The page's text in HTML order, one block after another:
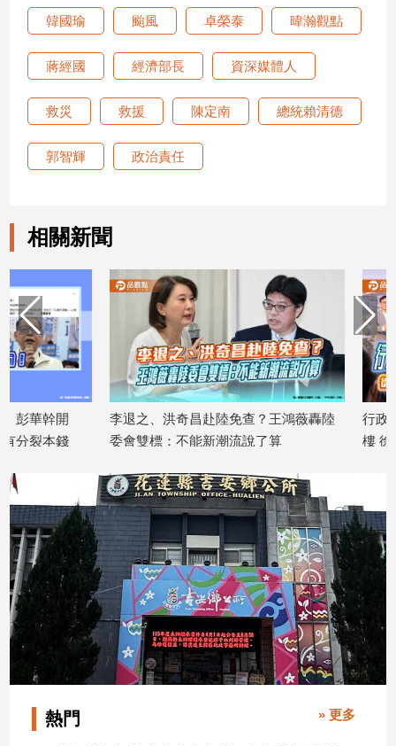
點
娛
樂
娛
流
行/
追
星
活
內
設
計
旅
遊/
食
星
座/
韓國瑜 颱風 卓榮泰 暐瀚觀點
蔣經國 經濟部長 資深媒體人
救災 救援 陳定南 總統賴清德
郭智輝 政治責任
相關新聞
李退之、洪奇昌赴陸免查？王鴻薇轟陸
委會雙標：不能新潮流說了算
行政院長視察台大
樓 徐欣瑩盼生醫產
2026/07/31
熱門 » 更多